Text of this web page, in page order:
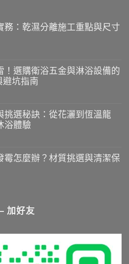
務：乾濕分離施工重點與尺寸
！選購衛浴五金與淋浴設備的
坑指南
挑選秘訣：從花灑到恆溫龍
浴體驗
霉怎麼辦？材質挑選與清潔保
加好友